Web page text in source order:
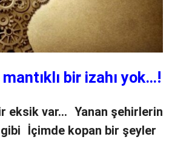
bir izahı yok…!
eksik var… Yanan şehirlerin
gibi İçimde kopan bir şeyler